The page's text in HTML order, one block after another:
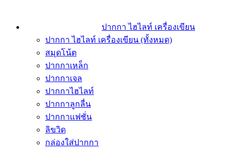
ปากกา ไฮไลท์ เครื่องเขียน
ปากกา ไฮไลท์ เครื่องเขียน (ทั้งหมด)
สมุดโน้ต
ปากกาเหล็ก
ปากกาเจล
ปากกาไฮไลท์
ปากกาลูกลื่น
ปากกาแฟชั่น
ลิขวิด
กล่องใส่ปากกา